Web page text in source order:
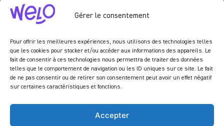
Gérer le consentement
Pour offrir les meilleures expériences, nous utilisons des technologies telles
que les cookies pour stocker et/ou accéder aux informations des appareils. Le
fait de consentir à ces technologies nous permettra de traiter des données
telles que le comportement de navigation ou les ID uniques sur ce site. Le fait
de ne pas consentir ou de retirer son consentement peut avoir un effet négatif
sur certaines caractéristiques et fonctions.
Accepter
Events
Delivery
Newsletter :